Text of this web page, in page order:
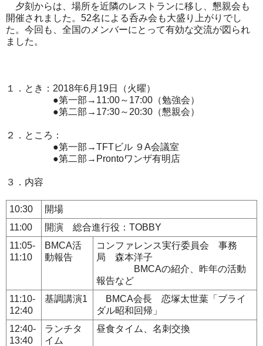
夕刻からは、場所を近隣のレストランに移し、懇親会も
開催されました。52名による呑み会も大盛り上がりでし
た。今回も、全国のメンバーにとって有効な交流が図られ
ました。
１．とき：2018年6月19日（火曜）
●第一部→11:00～17:00（勉強会）
●第二部→17:30～20:30（懇親会）
２．ところ：
●第一部→TFTビル ９A会議室
●第二部→Prontoワンザ有明店
３．内容
10:30
開場
11:00
開演 総合進行役：TOBBY
11:05-
11:10
BMCA活
動報告
コンファレンス実行委員会 事務
局 森本洋子
BMCAの紹介、昨年の活動
報告など
11:10-
12:40
基調講演1
BMCA会長 恋塚太世葉「ブライ
ダル昭和回帰」
12:40-
13:40
ランチタ
イム
昼食タイム、名刺交換